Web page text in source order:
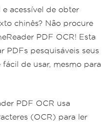
acessível de obter
chinês? Não procure
PDF OCR! Esta
PDFs pesquisáveis seus
de usar, mesmo para
PDF OCR usa
(OCR) para ler